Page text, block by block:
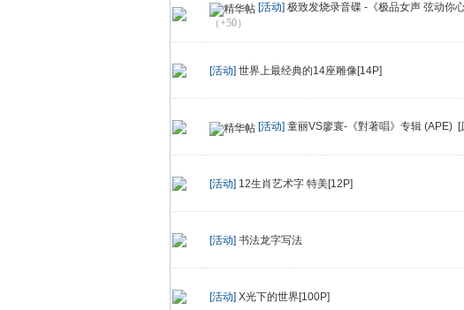
[活动] 极致发烧录音碟 -《极品女声 弦动你
（+50）
[活动] 世界上最经典的14座雕像[14P]
[活动] 童丽VS廖寰-《對著唱》专辑 (APE) [
[活动] 12生肖艺术字 特美[12P]
[活动] 书法龙字写法
[活动] X光下的世界[100P]